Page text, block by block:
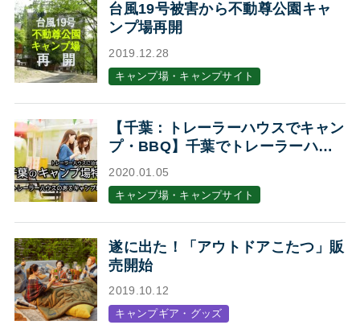
台風19号被害から不動尊公園キャ
ンプ場再開
2019.12.28
キャンプ場・キャンプサイト
【千葉：トレーラーハウスでキャン
プ・BBQ】千葉でトレーラーハウ
スに泊まれるキャンプ場・BBQ場7
選
2020.01.05
キャンプ場・キャンプサイト
遂に出た！「アウトドアこたつ」販
売開始
2019.10.12
キャンプギア・グッズ